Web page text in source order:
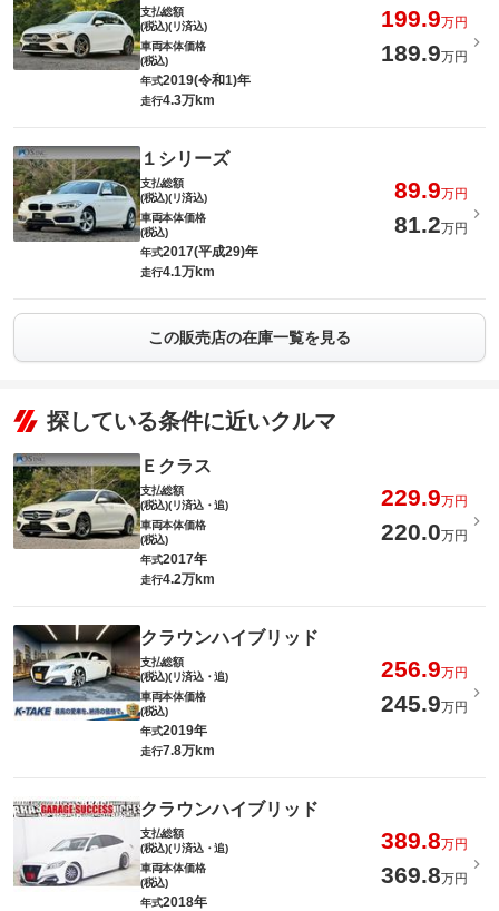
支払総額
(税込)(リ済込)
199.9万円
車両本体価格
(税込)
189.9万円
年式2019(令和1)年
走行4.3万km
１シリーズ
支払総額
(税込)(リ済込)
89.9万円
車両本体価格
(税込)
81.2万円
年式2017(平成29)年
走行4.1万km
この販売店の在庫一覧を見る
探している条件に近いクルマ
Ｅクラス
支払総額
(税込)(リ済込・追)
229.9万円
車両本体価格
(税込)
220.0万円
年式2017年
走行4.2万km
クラウンハイブリッド
支払総額
(税込)(リ済込・追)
256.9万円
車両本体価格
(税込)
245.9万円
年式2019年
走行7.8万km
クラウンハイブリッド
支払総額
(税込)(リ済込・追)
389.8万円
車両本体価格
(税込)
369.8万円
年式2018年